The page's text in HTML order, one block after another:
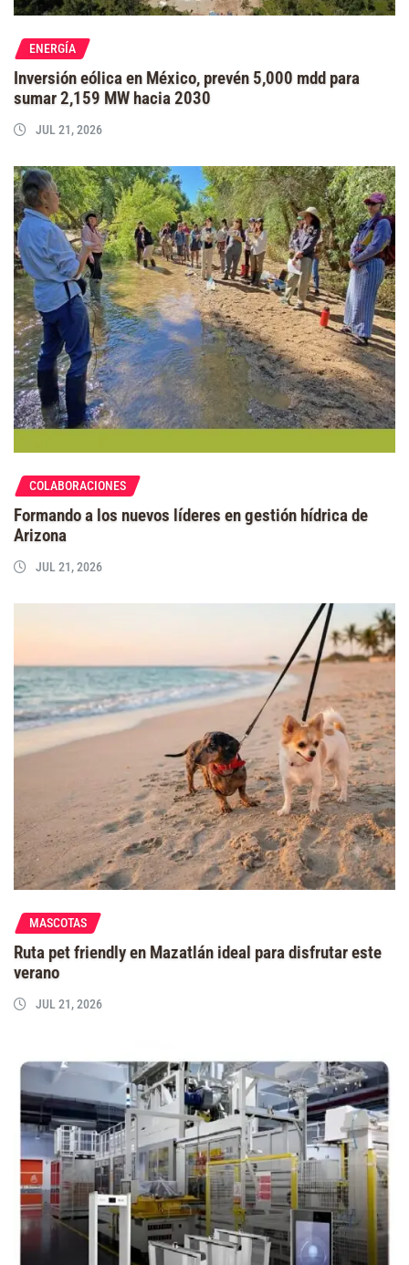
ENERGÍA
Inversión eólica en México, prevén 5,000 mdd para
sumar 2,159 MW hacia 2030
JUL 21, 2026
COLABORACIONES
Formando a los nuevos líderes en gestión hídrica de
Arizona
JUL 21, 2026
MASCOTAS
Ruta pet friendly en Mazatlán ideal para disfrutar este
verano
JUL 21, 2026